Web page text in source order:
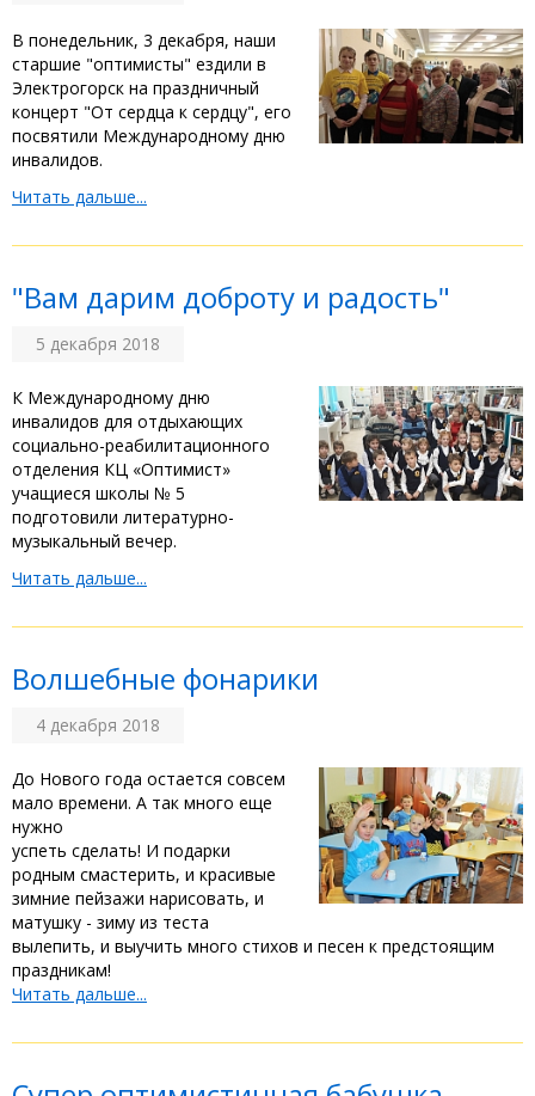
В понедельник, 3 декабря, наши
старшие "оптимисты" ездили в
Электрогорск на праздничный
концерт "От сердца к сердцу", его
посвятили Международному дню
инвалидов.
Читать дальше...
"Вам дарим доброту и радость"
5 декабря 2018
К Международному дню
инвалидов для отдыхающих
социально-реабилитационного
отделения КЦ «Оптимист»
учащиеся школы № 5
подготовили литературно-
музыкальный вечер.
Читать дальше...
Волшебные фонарики
4 декабря 2018
До Нового года остается совсем
мало времени. А так много еще
нужно
успеть сделать! И подарки
родным смастерить, и красивые
зимние пейзажи нарисовать, и
матушку - зиму из теста
вылепить, и выучить много стихов и песен к предстоящим
праздникам!
Читать дальше...